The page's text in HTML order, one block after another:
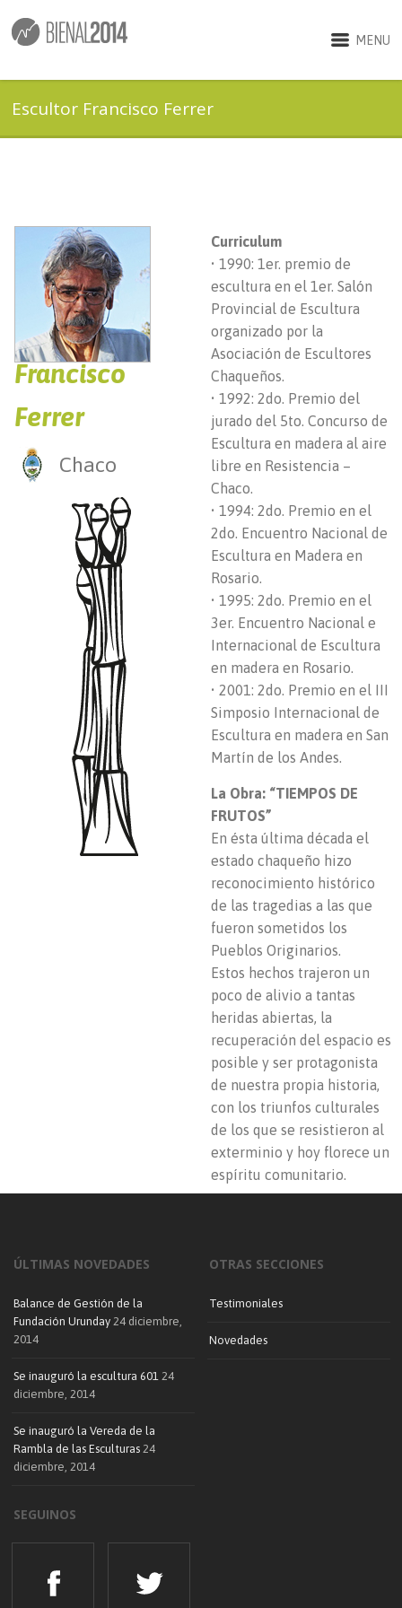
MENU
Escultor Francisco Ferrer
Francisco
Ferrer
Chaco
Curriculum
• 1990: 1er. premio de
escultura en el 1er. Salón
Provincial de Escultura
organizado por la
Asociación de Escultores
Chaqueños.
• 1992: 2do. Premio del
jurado del 5to. Concurso de
Escultura en madera al aire
libre en Resistencia –
Chaco.
• 1994: 2do. Premio en el
2do. Encuentro Nacional de
Escultura en Madera en
Rosario.
• 1995: 2do. Premio en el
3er. Encuentro Nacional e
Internacional de Escultura
en madera en Rosario.
• 2001: 2do. Premio en el III
Simposio Internacional de
Escultura en madera en San
Martín de los Andes.
La Obra: “TIEMPOS DE
FRUTOS”
En ésta última década el
estado chaqueño hizo
reconocimiento histórico
de las tragedias a las que
fueron sometidos los
Pueblos Originarios.
Estos hechos trajeron un
poco de alivio a tantas
heridas abiertas, la
recuperación del espacio es
posible y ser protagonista
de nuestra propia historia,
con los triunfos culturales
de los que se resistieron al
exterminio y hoy florece un
espíritu comunitario.
ÚLTIMAS NOVEDADES
Balance de Gestión de la
Fundación Urunday 24 diciembre,
2014
Se inauguró la escultura 601 24
diciembre, 2014
Se inauguró la Vereda de la
Rambla de las Esculturas 24
diciembre, 2014
OTRAS SECCIONES
Testimoniales
Novedades
SEGUINOS